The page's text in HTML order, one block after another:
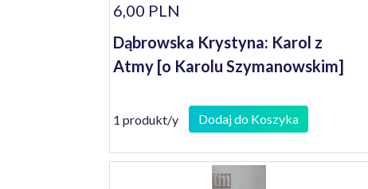
6,00 PLN
Dąbrowska Krystyna: Karol z
Atmy [o Karolu Szymanowskim]
1 produkt/y Dodaj do Koszyka